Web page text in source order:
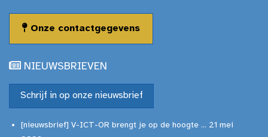
Onze contactgegevens
NIEUWSBRIEVEN
Schrijf in op onze nieuwsbrief
[nieuwsbrief] V-ICT-OR brengt je op de hoogte ... 21 mei